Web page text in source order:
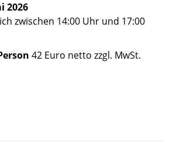
2026
zwischen 14:00 Uhr und 17:00
42 Euro netto zzgl. MwSt.